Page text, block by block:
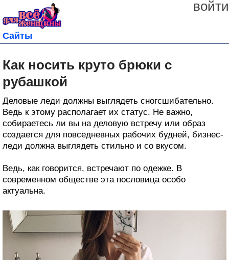
войти
Сайты
Как носить круто брюки с
рубашкой
Деловые леди должны выглядеть сногсшибательно.
Ведь к этому располагает их статус. Не важно,
собираетесь ли вы на деловую встречу или образ
создается для повседневных рабочих будней, бизнес-
леди должна выглядеть стильно и со вкусом.
Ведь, как говорится, встречают по одежке. В
современном обществе эта пословица особо
актуальна.